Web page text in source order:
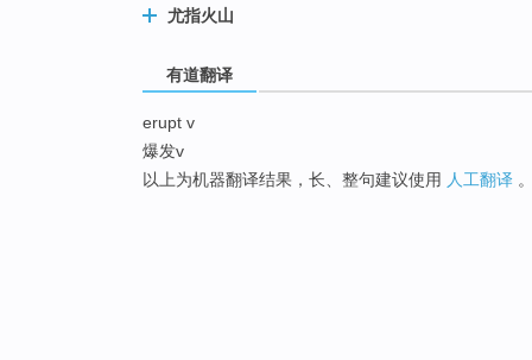
尤指火山
有道翻译
erupt v
爆发v
以上为机器翻译结果，长、整句建议使用 人工翻译